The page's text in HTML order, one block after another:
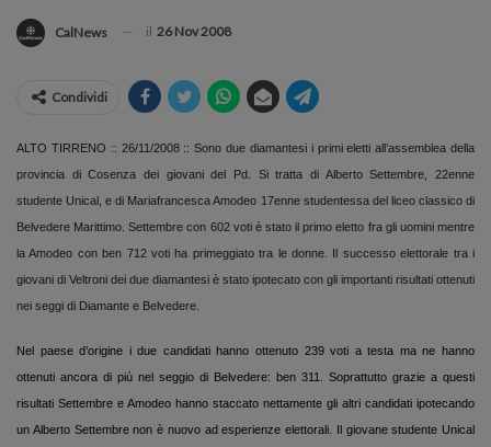
CalNews il 26 Nov 2008
Condividi
ALTO TIRRENO :: 26/11/2008 :: Sono due diamantesi i primi eletti all’assemblea della
provincia di Cosenza dei giovani del Pd. Si tratta di Alberto Settembre, 22enne
studente Unical, e di Mariafrancesca Amodeo 17enne studentessa del liceo classico di
Belvedere Marittimo. Settembre con 602 voti è stato il primo eletto fra gli uomini mentre
la Amodeo con ben 712 voti ha primeggiato tra le donne. Il successo elettorale tra i
giovani di Veltroni dei due diamantesi è stato ipotecato con gli importanti risultati ottenuti
nei seggi di Diamante e Belvedere.
Nel paese d’origine i due candidati hanno ottenuto 239 voti a testa ma ne hanno
ottenuti ancora di più nel seggio di Belvedere: ben 311. Soprattutto grazie a questi
risultati Settembre e Amodeo hanno staccato nettamente gli altri candidati ipotecando
un Alberto Settembre non è nuovo ad esperienze elettorali. Il giovane studente Unical